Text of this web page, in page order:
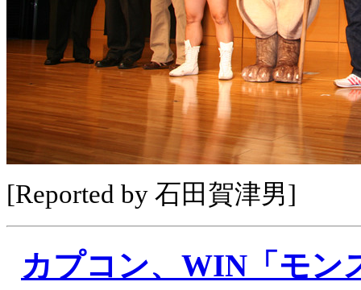
[Reported by 石田賀津男]
カプコン、WIN「モン